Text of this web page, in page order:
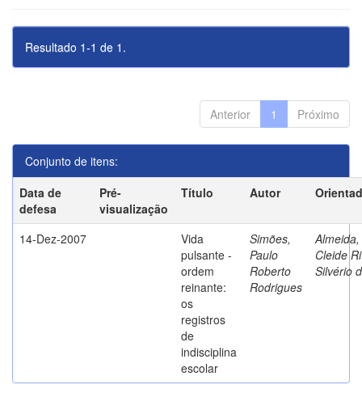
Resultado 1-1 de 1.
Anterior 1 Próximo
Conjunto de itens:
Data de
defesa
Pré-
visualização
Título Autor
14-Dez-2007
Vida
pulsante -
ordem
reinante:
os
registros
de
indisciplina
escolar
Simões,
Paulo
Roberto
Rodrigues
Almeida,
Cleide
Silvério